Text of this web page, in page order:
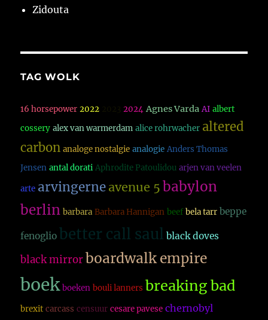
Zidouta
TAG WOLK
16 horsepower 2022 2024 Agnes Varda AI albert
cossery alex van warmerdam alice rohrwacher altered
carbon analoge nostalgie analogie Anders Thomas
Jensen antal dorati Aphrodite Patoulidou arjen van veelen
arte arvingerne avenue 5 babylon
berlin barbara Barbara Hannigan beef bela tarr beppe
fenoglio better call saul black doves
black mirror boardwalk empire
boek boeken bouli lanners breaking bad
brexit carcass censuur cesare pavese chernobyl